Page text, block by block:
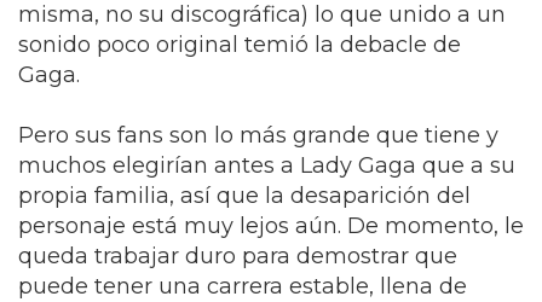
misma, no su discográfica) lo que unido a un
sonido poco original temió la debacle de
Gaga.
Pero sus fans son lo más grande que tiene y
muchos elegirían antes a Lady Gaga que a su
propia familia, así que la desaparición del
personaje está muy lejos aún. De momento, le
queda trabajar duro para demostrar que
puede tener una carrera estable, llena de